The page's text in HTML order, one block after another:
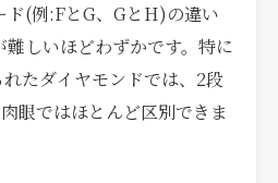
ド(例:FとG、GとH)の違い
しいほどわずかです。特に
たダイヤモンドでは、2段
眼ではほとんど区別できま